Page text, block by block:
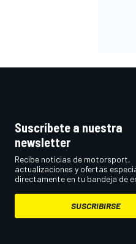
Suscríbete a nuestra
newsletter
Recibe noticias de motorsport,
actualizaciones y ofertas
directamente en tu bandeja de
SUSCRIBIRSE